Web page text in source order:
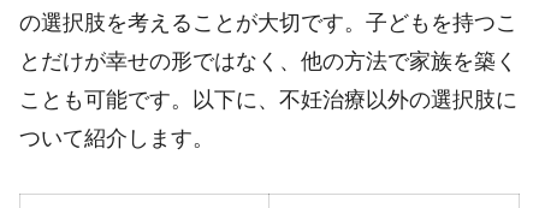
の選択肢を考えることが大切です。子どもを持つこ
とだけが幸せの形ではなく、他の方法で家族を築く
ことも可能です。以下に、不妊治療以外の選択肢に
ついて紹介します。